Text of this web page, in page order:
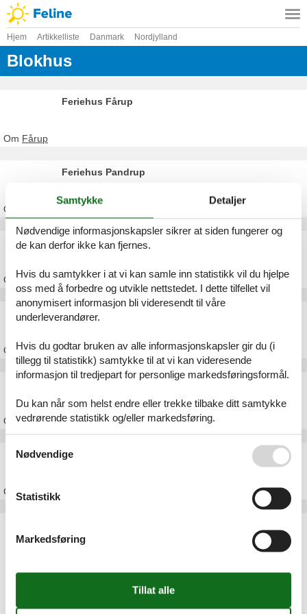
Hjem Artikkelliste Danmark Nordjylland
Blokhus
Feriehus Fårup
Om Fårup
Feriehus Pandrup
Om
Feriehus Saltum Strand
OmSaltum Strand
Feriehus Hune
OmHune
Feriehus Rødhus
OmRødhus
Feriehus Blokhus
OmBlokhus
Alle
Samtykke Detaljer
Nødvendige informasjonskapsler sikrer at siden fungerer og
de kan derfor ikke kan fjernes.
Hvis du samtykker i at vi kan samle inn statistikk vil du hjelpe
oss med å forbedre og utvikle nettstedet. I dette tilfellet vil
anonymisert informasjon bli videresendt til våre
underleverandører.
Hvis du godtar bruken av alle informasjonskapsler gir du (i
tillegg til statistikk) samtykke til at vi kan videresende
informasjon til tredjepart for personlige markedsføringsformål.
Du kan når som helst endre eller trekke tilbake ditt samtykke
vedrørende statistikk og/eller markedsføring.
Nødvendige
Statistikk
Markedsføring